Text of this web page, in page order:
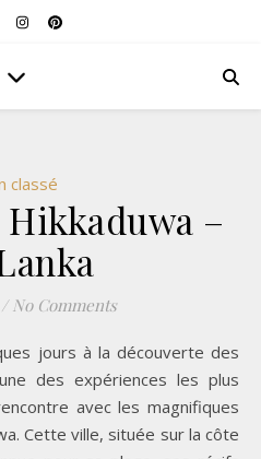
classé
–
/ No Comments
des expériences les plus
avec les magnifiques
Cette ville, située sur la côte